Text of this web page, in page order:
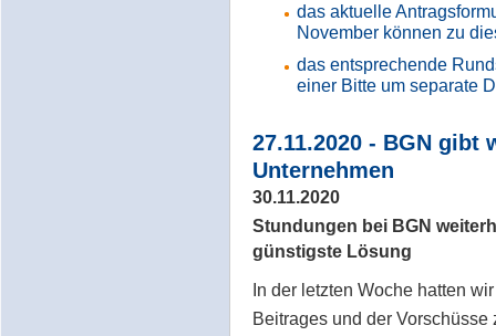
das aktuelle
November können zu
das entsprechende
einer Bitte um separate
27.11.2020 - BGN
Unternehmen
30.11.2020
Stundungen bei BGN
günstigste Lösung
In der letzten Woche hatten
Beitrages und der